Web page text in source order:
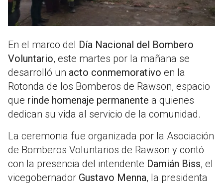
En el marco del Día Nacional del Bombero
Voluntario, este martes por la mañana se
desarrolló un acto conmemorativo en la
Rotonda de los Bomberos de Rawson, espacio
que rinde homenaje permanente a quienes
dedican su vida al servicio de la comunidad.
La ceremonia fue organizada por la Asociación
de Bomberos Voluntarios de Rawson y contó
con la presencia del intendente Damián Biss, el
vicegobernador Gustavo Menna, la presidenta